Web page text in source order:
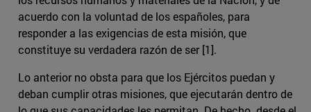
acuerdo con la voluntad de los españoles, para
responder a las exigencias de esta misión, que
constituye su verdadera razón de ser [1].
Lo anterior no obsta para que los Ejércitos puedan y
deban cumplir otras misiones, que ejecutarán dentro de